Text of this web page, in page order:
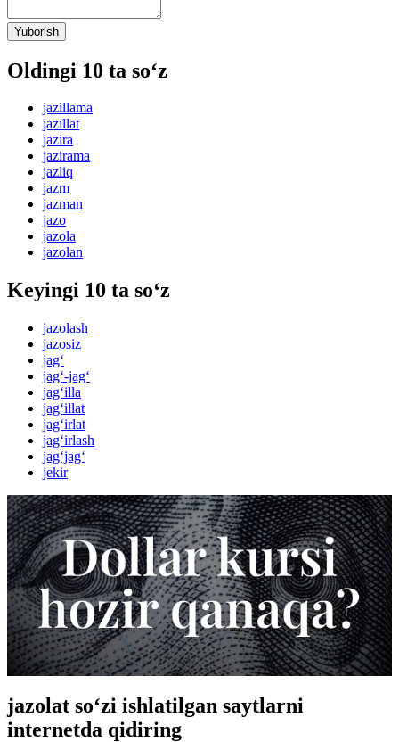
Yuborish
Oldingi 10 ta so‘z
jazillama
jazillat
jazira
jazirama
jazliq
jazm
jazman
jazo
jazola
jazolan
Keyingi 10 ta so‘z
jazolash
jazosiz
jag‘
jag‘-jag‘
jag‘illa
jag‘illat
jag‘irlat
jag‘irlash
jag‘jag‘
jekir
jazolat so‘zi ishlatilgan saytlarni
internetda qidiring